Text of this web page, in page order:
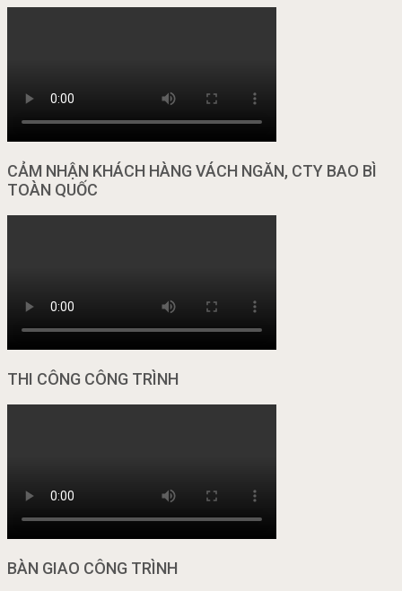
CẢM NHẬN KHÁCH HÀNG VÁCH NGĂN, CTY BAO BÌ
TOÀN QUỐC
THI CÔNG CÔNG TRÌNH
BÀN GIAO CÔNG TRÌNH